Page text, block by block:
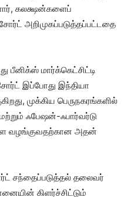
கலக்ஷன்களைப்
அறிமுகப்படுத்தப்பட்டதை
பீனிக்ஸ் மார்க்கெட்சிட்டி
இப்போது இந்தியா
முக்கிய பெருநகரங்களில்
ஃபேஷன்-ஃபார்வர்டு
வழங்குவதற்கான அதன்
சந்தைப்படுத்தல் தலைவர்
கிளர்ச்சிட்டும்